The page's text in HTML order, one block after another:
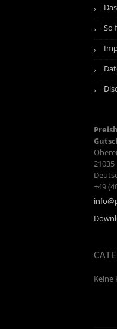
So
21035
+49
Keine